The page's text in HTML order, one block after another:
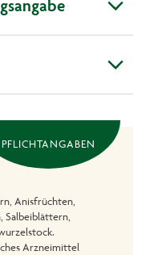
PFLICHTANGABEN
Anisfrüchten,
Salbeiblättern,
Arzneimittel